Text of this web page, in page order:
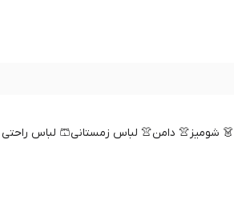
👗 شومیز👚 دامن👚 لباس زمستانی🩳 لباس راحتی